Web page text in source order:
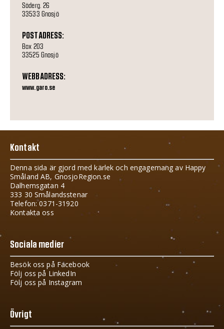
Söderg. 26
33533 Gnosjö
POSTADRESS:
Box 203
33525 Gnosjö
WEBBADRESS:
www.garo.se
Kontakt
Denna sida är gjord med kärlek och engagemang av Happy
Småland AB, GnosjoRegion.se
Dalhemsgatan 4
333 30 Smålandsstenar
Telefon: 0371-31920
Kontakta oss
Sociala medier
Besök oss på Facebook
Följ oss på LinkedIn
Följ oss på Instagram
Övrigt